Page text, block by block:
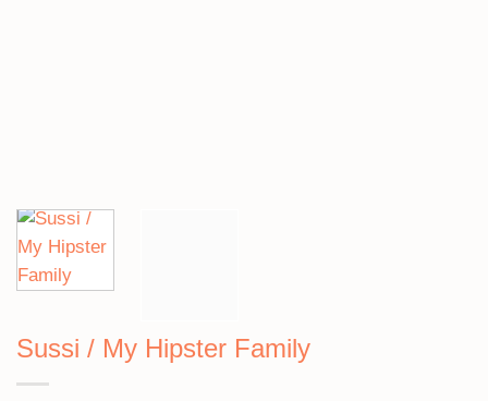
Sussi / My Hipster Family